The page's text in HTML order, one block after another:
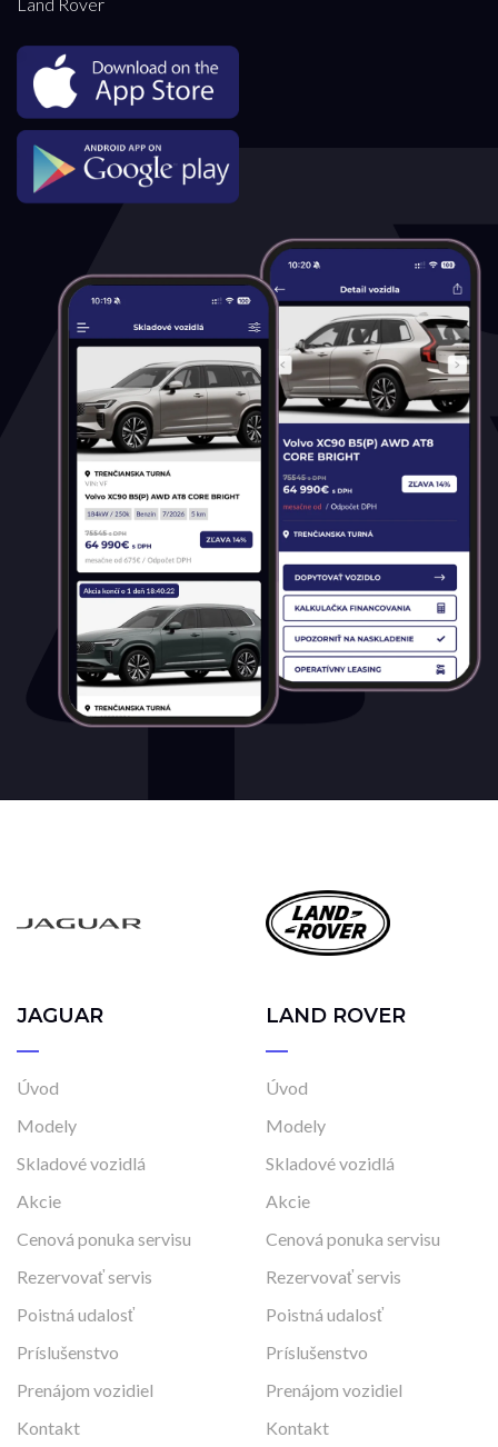
JAGUAR
Úvod
Modely
Skladové vozidlá
Akcie
Cenová ponuka servisu
Rezervovať servis
Poistná udalosť
Príslušenstvo
Prenájom vozidiel
Kontakt
LAND ROVER
Úvod
Modely
Skladové vozidlá
Akcie
Cenová ponuka servisu
Rezervovať servis
Poistná udalosť
Príslušenstvo
Prenájom vozidiel
Kontakt